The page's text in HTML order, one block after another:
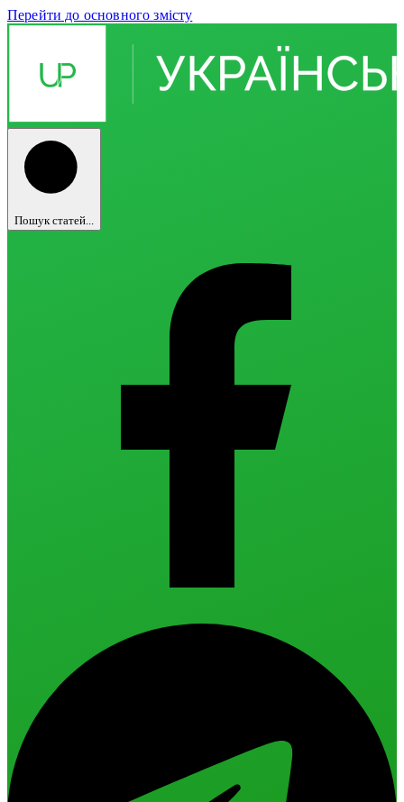
Перейти до основного змісту
Пошук статей...